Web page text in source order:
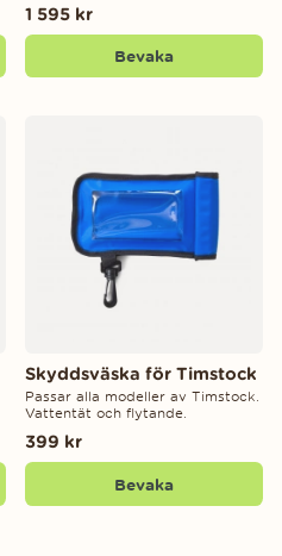
1 595 kr
Bevaka
Skyddsväska för Timstock
Passar alla modeller av Timstock.
Vattentät och flytande.
399 kr
Bevaka